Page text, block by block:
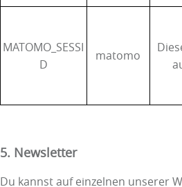
MATOMO_SESSI
D
matomo
5. Newsletter
Du kannst auf einzelnen unserer